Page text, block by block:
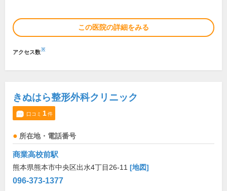
この医院の詳細をみる
アクセス数※
きぬはら整形外科クリニック
口コミ 1件
所在地・電話番号
商業高校前駅
熊本県熊本市中央区出水4丁目26-11 [地図]
096-373-1377